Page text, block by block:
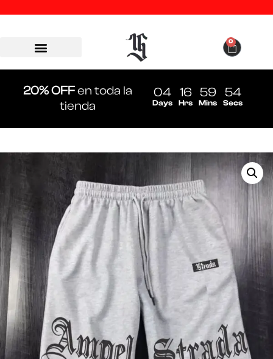
0
20% OFFen toda la
tienda
04
Days
16
Hrs
59
Mins
54
Secs